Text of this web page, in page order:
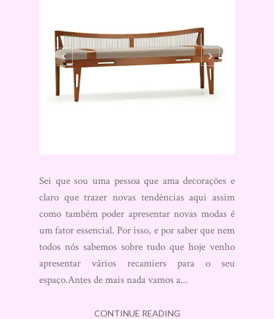
Sei que sou uma pessoa que ama decorações e
claro que trazer novas tendências aqui assim
como também poder apresentar novas modas é
um fator essencial. Por isso, e por saber que nem
todos nós sabemos sobre tudo que hoje venho
apresentar vários recamiers para o seu
espaço.Antes de mais nada vamos a...
CONTINUE READING